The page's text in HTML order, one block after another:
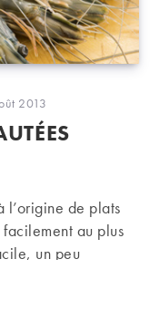
:
2013
l’origine de plats
au plus
un peu
ou un joli rosé
sauce piquante